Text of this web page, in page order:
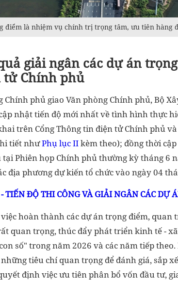
điểm là nhiệm vụ chính trị trọng tâm, ưu tiên hàng
giải ngân các dự án
tử Chính phủ
Chính phủ giao Văn phòng Chính phủ, Bộ
nhật tiến độ mới nhất về tình hình thực
trên Cổng Thông tin điện tử Chính phủ
tiết nhưPhụ lục IIkèm theo); đồng thời
tại Phiên họp Chính phủ thường kỳ tháng 6
địa phương dự kiến tổ chức vào ngày 04
TIẾN ĐỘ THI CÔNG VÀ GIẢI NGÂN CÁC DỰ
hoàn thành các dự án trọng điểm, quan
quan trọng, thúc đẩy phát triển kinh tế -
số" trong năm 2026 và các năm tiếp
tiêu chí quan trọng để đánh giá, sắp
định việc ưu tiên phân bổ vốn đầu tư,